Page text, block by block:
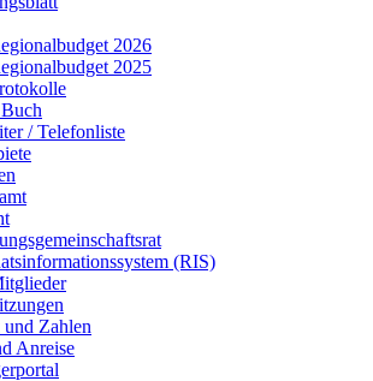
2026
2025
/ Telefonliste
(RIS)
und Zahlen
Anreise